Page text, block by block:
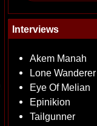
Interviews
Akem Manah
Lone Wanderer
Eye Of Melian
Epinikion
Tailgunner